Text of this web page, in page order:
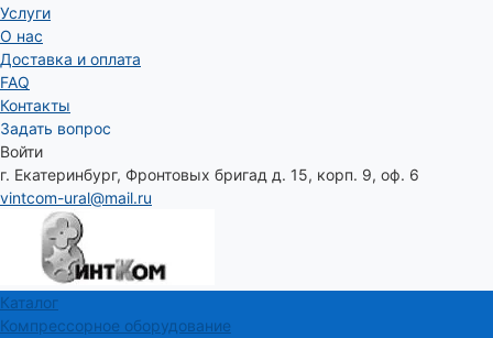
Услуги
О нас
Доставка и оплата
FAQ
Контакты
Задать вопрос
Войти
г. Екатеринбург, Фронтовых бригад д. 15, корп. 9, оф. 6
vintcom-ural@mail.ru
Каталог
Компрессорное оборудование